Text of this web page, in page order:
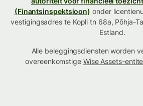
(Finantsinspektsioon) onder
vestigingsadres te Kopli tn 68a, Põhja-
Estland.
Alle beleggingsdiensten worden
overeenkomstige Wise Assets-